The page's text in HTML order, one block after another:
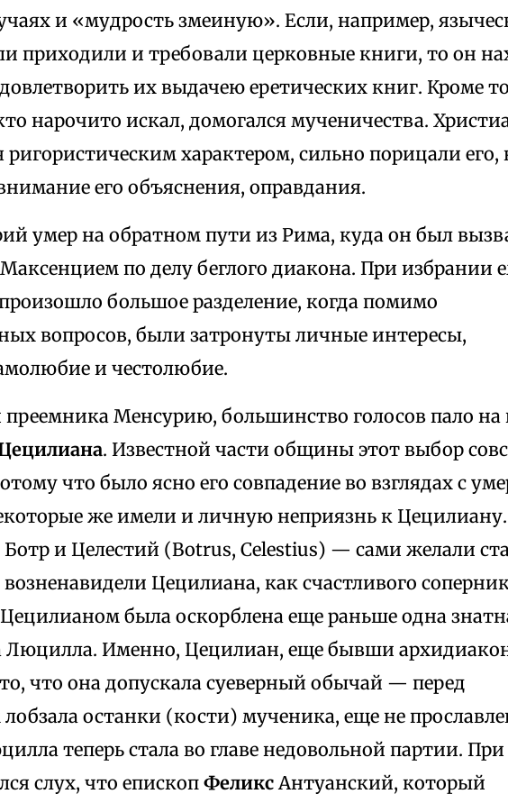
и «мудрость змеиную». Если, например,
приходили и требовали церковные книги, то он
их выдачею еретических книг. Кроме
нарочито искал, домогался мученичества.
характером, сильно порицали его,
его объяснения, оправдания.
умер на обратном пути из Рима, куда он был
по делу беглого диакона. При избрании
большое разделение, когда помимо
вопросов, были затронуты личные интересы,
и честолюбие.
Менсурию, большинство голосов пало
. Известной части общины этот выбор
что было ясно его совпадение во взглядах с
же имели и личную неприязнь к
и Целестий (Botrus, Celestius) — сами желали
Цецилиана, как счастливого
Цецилианом была оскорблена еще раньше одна
Люцилла. Именно, Цецилиан, еще бывши
что она допускала суеверный обычай — перед
останки (кости) мученика, еще не
теперь стала во главе недовольной партии.
слух, что епископ Феликс Антуанский, который